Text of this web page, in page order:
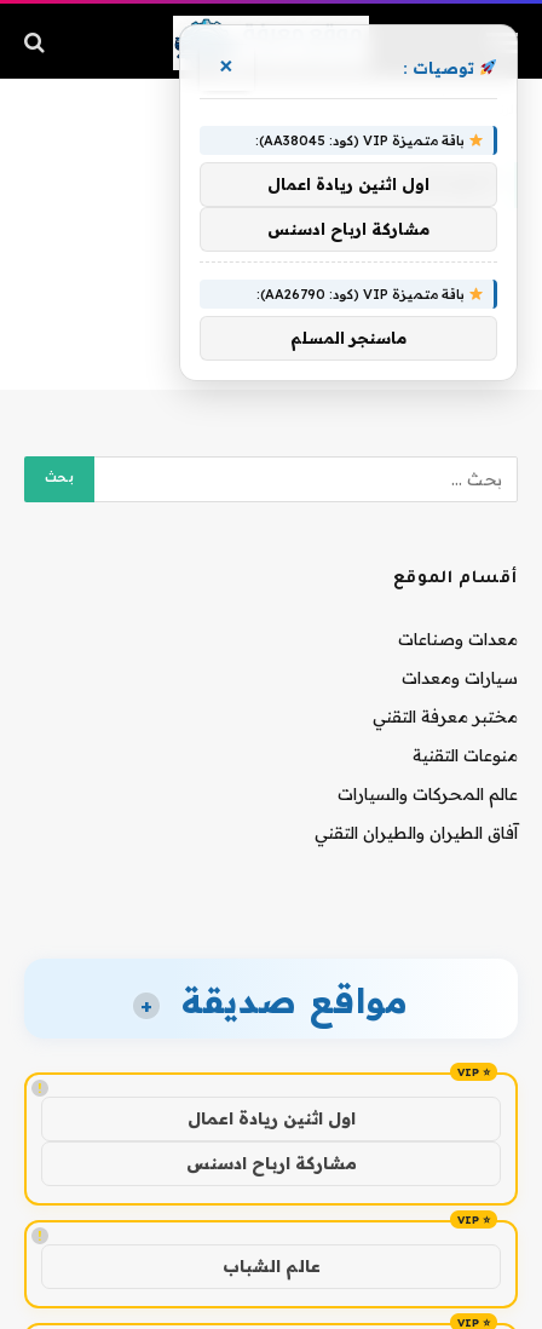
النويشر
أقسام الموقع
معدات وصناعات
سيارات ومعدات
مختبر معرفة التقني
منوعات التقنية
عالم المحركات والسيارات
آفاق الطيران والطيران التقني
مواقع صديقة +
!
اول اثنين ريادة اعمال
مشاركة ارباح ادسنس
!
عالم الشباب
توصيات : ×
باقة متميزة VIP (كود: AA38045):
اول اثنين ريادة اعمال
مشاركة ارباح ادسنس
باقة متميزة VIP (كود: AA26790):
ماسنجر المسلم